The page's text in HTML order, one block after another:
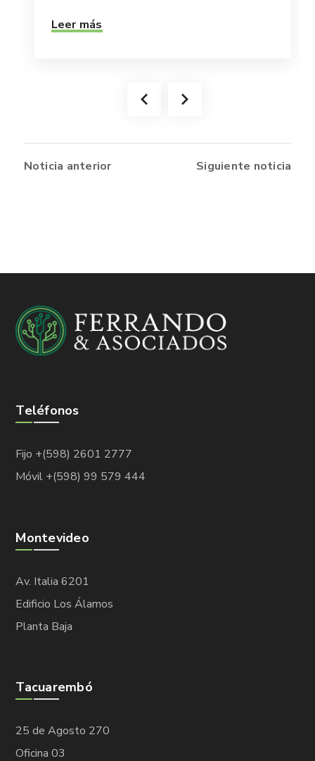
Leer más
Noticia anterior Siguiente noticia
Teléfonos
Fijo +(598) 2601 2777
Móvil +(598) 99 579 444
Montevideo
Av. Italia 6201
Edificio Los Álamos
Planta Baja
Tacuarembó
25 de Agosto 270
Oficina 03